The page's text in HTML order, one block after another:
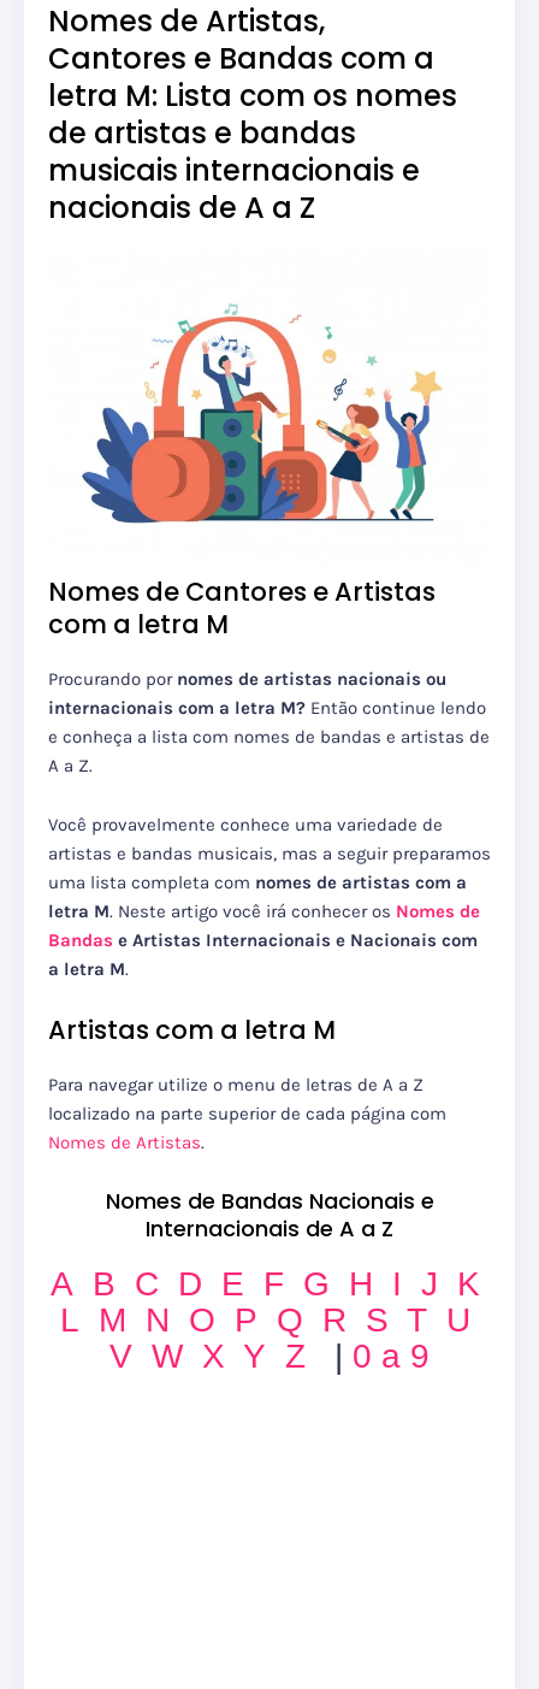
Nomes de Artistas,
Cantores e Bandas com a
letra M: Lista com os nomes
de artistas e bandas
musicais internacionais e
nacionais de A a Z
Nomes de Cantores e Artistas
com a letra M
Procurando por nomes de artistas nacionais ou
internacionais com a letra M? Então continue lendo
e conheça a lista com nomes de bandas e artistas de
A a Z.
Você provavelmente conhece uma variedade de
artistas e bandas musicais, mas a seguir preparamos
uma lista completa com nomes de artistas com a
letra M. Neste artigo você irá conhecer os Nomes de
Bandas e Artistas Internacionais e Nacionais com
a letra M.
Artistas com a letra M
Para navegar utilize o menu de letras de A a Z
localizado na parte superior de cada página com
Nomes de Artistas.
Nomes de Bandas Nacionais e
Internacionais de A a Z
A B C D E F G H I J K
L M N O P Q R S T U
V W X Y Z | 0 a 9